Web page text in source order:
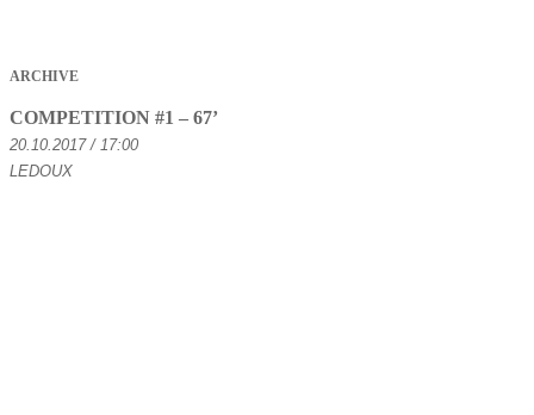
ARCHIVE
COMPETITION #1 – 67’
20.10.2017 / 17:00
LEDOUX